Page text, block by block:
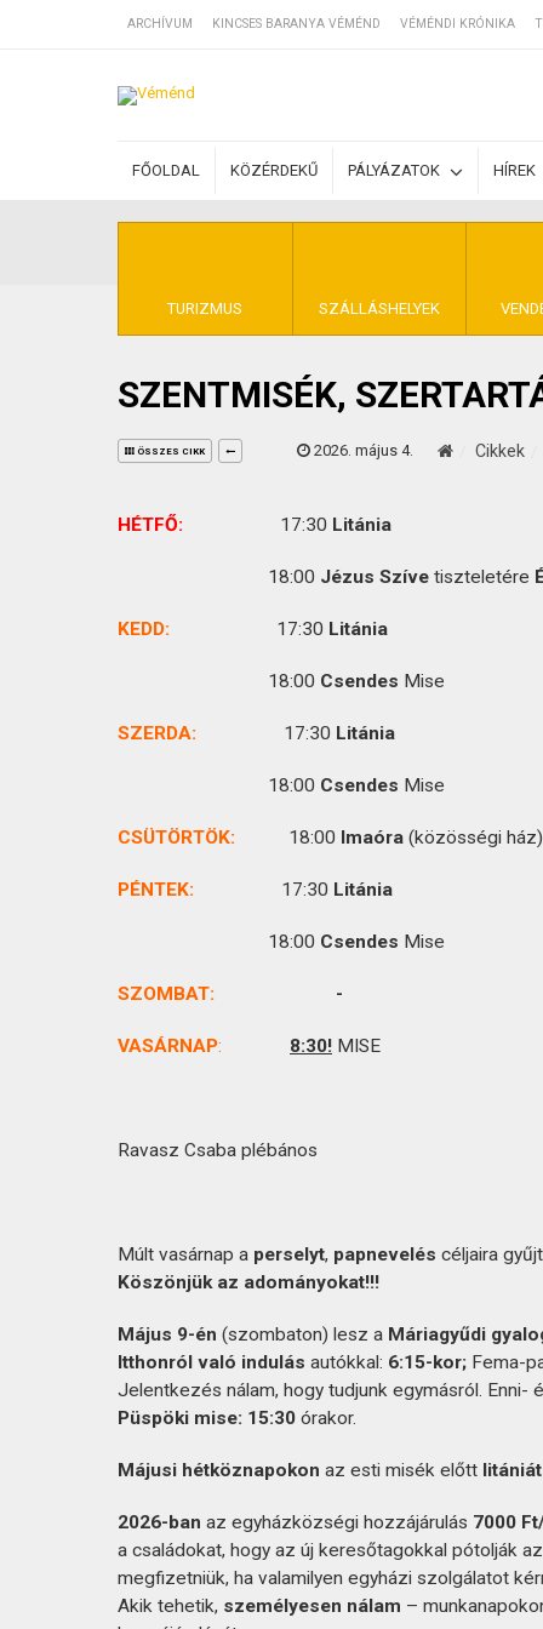
ARCHÍVUM KINCSES BARANYA VÉMÉND VÉMÉNDI KRÓNIKA
FŐOLDAL KÖZÉRDEKŰ PÁLYÁZATOK HÍREK
TURIZMUS SZÁLLÁSHELYEK
SZÁLLÁSOK
BEJEGYZÉSEK
ÁLTALÁNOS
KINCSES
KAPCSOLAT
SZENTMISÉK,
ÖSSZES CIKK 2026. május 4. Cikkek
HÉTFŐ: 17:30 Litánia
18:00 Jézus Szíve tiszteletére
KEDD: 17:30 Litánia
18:00 Csendes Mise
SZERDA: 17:30 Litánia
18:00 Csendes Mise
CSÜTÖRTÖK: 18:00 Imaóra (közösségi ház)
PÉNTEK: 17:30 Litánia
18:00 Csendes Mise
SZOMBAT:
VASÁRNAP: 8:30! MISE
Ravasz Csaba plébános
Múlt vasárnap a perselyt, papnevelés céljaira
Köszönjük az adományokat!!!
Május 9-én (szombaton) lesz a Máriagyűdi
Itthonról való indulás autókkal: 6:15-kor; Fema-
Jelentkezés nálam, hogy tudjunk egymásról. Enni-
Püspöki mise: 15:30 órakor.
Májusi hétköznapokon az esti misék előtt litániát
2026-ban az egyházközségi hozzájárulás 7000
a családokat, hogy az új keresőtagokkal pótolják
megfizetniük, ha valamilyen egyházi szolgálatot
Akik tehetik, személyesen nálam –